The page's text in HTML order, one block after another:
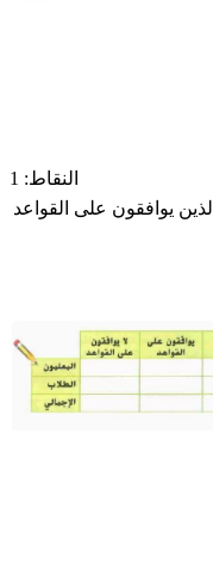
النقاط: 1
يوافقون على القواعد